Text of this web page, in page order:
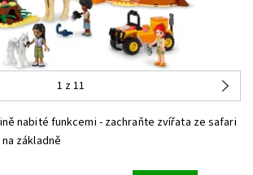
1 z 11
nabité funkcemi - zachraňte zvířata ze safari
základně